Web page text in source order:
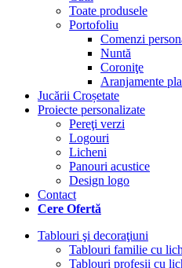
Toate produsele
Portofoliu
Comenzi
Nuntă
Coroniţe
Aranjamente
Jucării Croșetate
Proiecte personalizate
Pereţi verzi
Logouri
Licheni
Panouri acustice
Design logo
Contact
Cere Ofertă
Tablouri şi decoraţiuni
Tablouri familie cu
Tablouri profesii cu